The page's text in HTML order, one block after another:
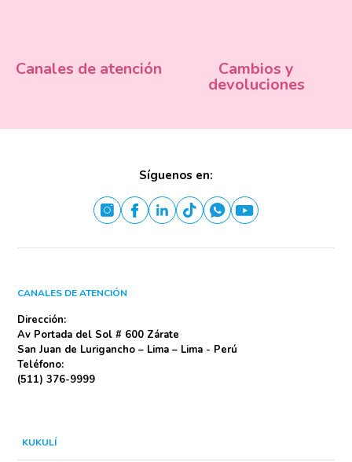
Canales de atención Cambios y
devoluciones
CANALES DE ATENCIÓN
Dirección:
Av Portada del Sol # 600 Zárate
San Juan de Lurigancho – Lima – Lima - Perú
Teléfono:
(511) 376-9999
Síguenos en:
KUKULÍ